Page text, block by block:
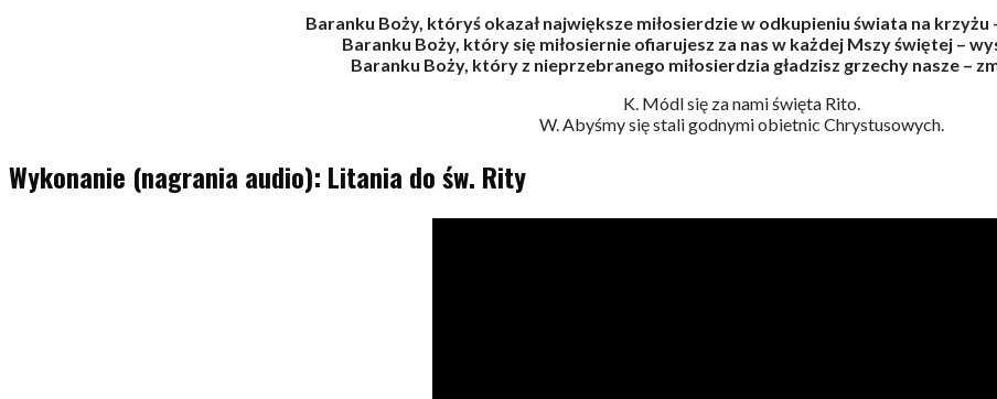
Baranku Boży, któryś okazał największe miłosierdzie w odkupieniu świata na krzyżu
Baranku Boży, który się miłosiernie ofiarujesz za nas w każdej Mszy świętej –
Baranku Boży, który z nieprzebranego miłosierdzia gładzisz grzechy nasze –
K. Módl się za nami święta Rito.
W. Abyśmy się stali godnymi obietnic Chrystusowych.
Wykonanie (nagrania audio): Litania do św. Rity